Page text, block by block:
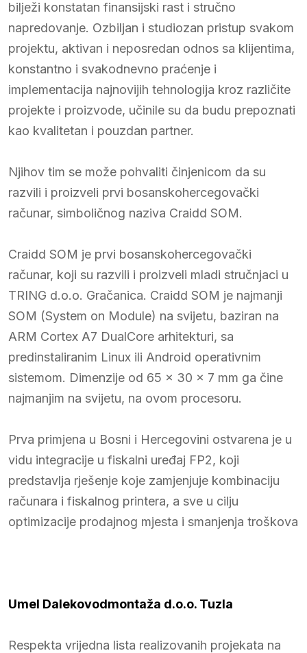
bilježi konstatan finansijski rast i stručno
napredovanje. Ozbiljan i studiozan pristup svakom
projektu, aktivan i neposredan odnos sa klijentima,
konstantno i svakodnevno praćenje i
implementacija najnovijih tehnologija kroz različite
projekte i proizvode, učinile su da budu prepoznati
kao kvalitetan i pouzdan partner.
Njihov tim se može pohvaliti činjenicom da su
razvili i proizveli prvi bosanskohercegovački
računar, simboličnog naziva Craidd SOM.
Craidd SOM je prvi bosanskohercegovački
računar, koji su razvili i proizveli mladi stručnjaci u
TRING d.o.o. Gračanica. Craidd SOM je najmanji
SOM (System on Module) na svijetu, baziran na
ARM Cortex A7 DualCore arhitekturi, sa
predinstaliranim Linux ili Android operativnim
sistemom. Dimenzije od 65 x 30 x 7 mm ga čine
najmanjim na svijetu, na ovom procesoru.
Prva primjena u Bosni i Hercegovini ostvarena je u
vidu integracije u fiskalni uređaj FP2, koji
predstavlja rješenje koje zamjenjuje kombinaciju
računara i fiskalnog printera, a sve u cilju
optimizacije prodajnog mjesta i smanjenja troškova
Umel Dalekovodmontaža d.o.o. Tuzla
Respekta vrijedna lista realizovanih projekata na